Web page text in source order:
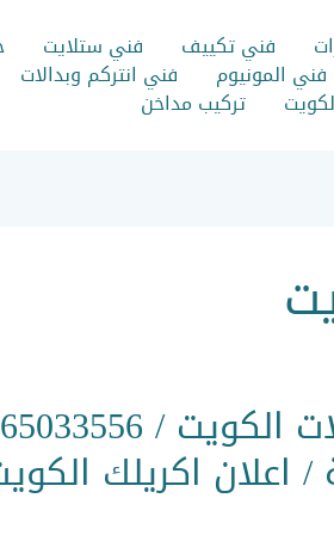
فني تكييف فني ستلايت
فني المونيوم فني انتركم وبدالات
تركيب مداخن
/ اعلان اكريلك